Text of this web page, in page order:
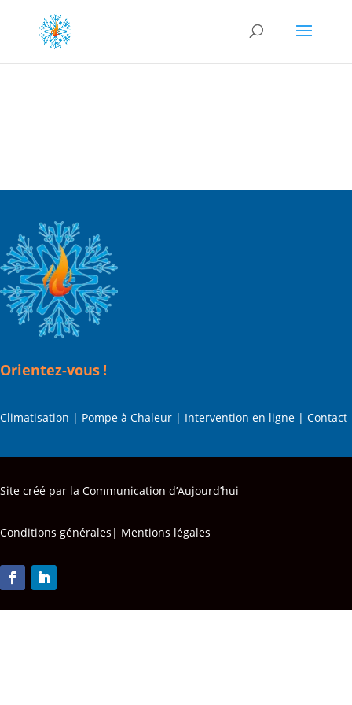
Orientez-vous !
Climatisation | Pompe à Chaleur | Intervention en ligne | Contact
Site créé par la Communication d’Aujourd’hui
Conditions générales| Mentions légales